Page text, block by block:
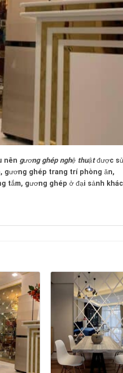
nên gương ghép nghệ thuậtđược
gương ghép trang trí phòng ăn,
tắm, gương ghép ở đại sảnh